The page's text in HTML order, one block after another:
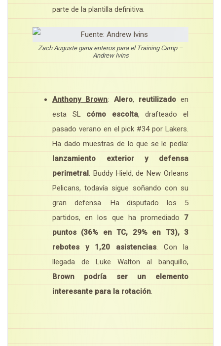
parte de la plantilla definitiva.
Zach Auguste gana enteros para el Training Camp –
Andrew Ivins
Anthony Brown: Alero, reutilizadoen
esta SL cómo escolta, drafteado el
pasado verano en el pick #34 por Lakers.
Ha dado muestras de lo que se le pedía:
lanzamiento exterior y defensa
perimetral . Buddy Hield, de New Orleans
Pelicans, todavía sigue soñando con su
gran defensa. Ha disputado los 5
partidos, en los que ha promediado 7
puntos (36% en TC, 29% en T3), 3
rebotes y 1,20 asistencias. Con la
llegada de Luke Walton al banquillo,
Brown podría ser un elemento
interesante para la rotación.